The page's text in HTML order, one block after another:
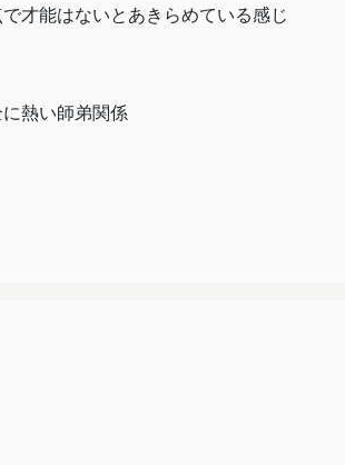
才能はないとあきらめている感じ
熱い師弟関係